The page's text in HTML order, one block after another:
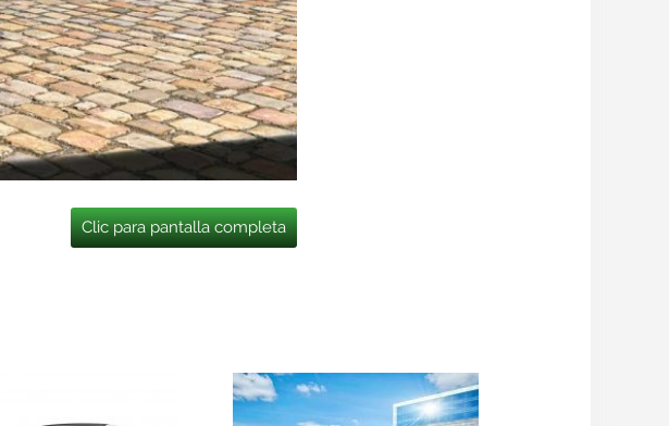
Clic para pantalla completa